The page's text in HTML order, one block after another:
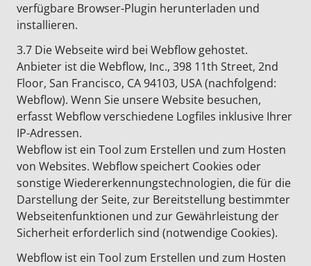
verfügbare Browser-Plugin herunterladen und
installieren.
3.7 Die Webseite wird bei Webflow gehostet.
Anbieter ist die Webflow, Inc., 398 11th Street, 2nd
Floor, San Francisco, CA 94103, USA (nachfolgend:
Webflow). Wenn Sie unsere Website besuchen,
erfasst Webflow verschiedene Logfiles inklusive Ihrer
IP-Adressen.
Webflow ist ein Tool zum Erstellen und zum Hosten
von Websites. Webflow speichert Cookies oder
sonstige Wiedererkennungstechnologien, die für die
Darstellung der Seite, zur Bereitstellung bestimmter
Webseitenfunktionen und zur Gewährleistung der
Sicherheit erforderlich sind (notwendige Cookies).
Webflow ist ein Tool zum Erstellen und zum Hosten